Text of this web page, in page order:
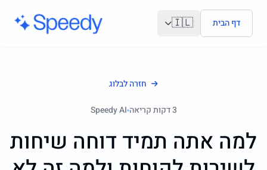
דלג לתוכן הראשי
דף הבית 🇮🇱
חזרה לבלוג
3דקות קריאה Speedy AI
למה אתה תמיד דוחה שיחות